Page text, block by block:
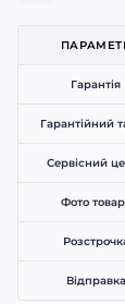
Гарантія
Гарантійний
Сервісний
Фото
Відправка